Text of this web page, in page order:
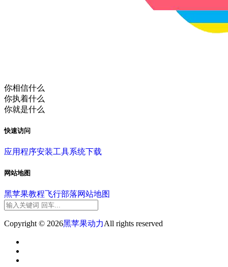
你相信什么
你执着什么
你就是什么
快速访问
应用程序安装工具系统下载
网站地图
黑苹果教程飞行部落网站地图
Copyright © 2026黑苹果动力All rights reserved